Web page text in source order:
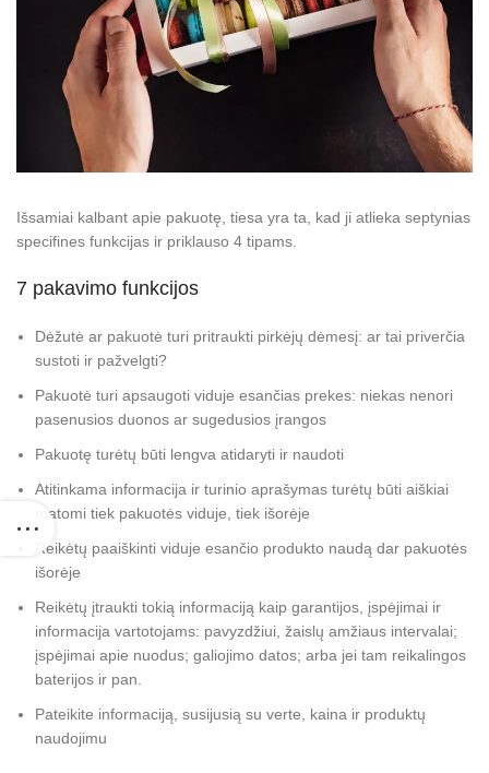
Išsamiai kalbant apie pakuotę, tiesa yra ta, kad ji atlieka septynias
specifines funkcijas ir priklauso 4 tipams.
7 pakavimo funkcijos
Dėžutė ar pakuotė turi pritraukti pirkėjų dėmesį: ar tai priverčia
sustoti ir pažvelgti?
Pakuotė turi apsaugoti viduje esančias prekes: niekas nenori
pasenusios duonos ar sugedusios įrangos
Pakuotę turėtų būti lengva atidaryti ir naudoti
Atitinkama informacija ir turinio aprašymas turėtų būti aiškiai
matomi tiek pakuotės viduje, tiek išorėje
Reikėtų paaiškinti viduje esančio produkto naudą dar pakuotės
išorėje
Reikėtų įtraukti tokią informaciją kaip garantijos, įspėjimai ir
informacija vartotojams: pavyzdžiui, žaislų amžiaus intervalai;
įspėjimai apie nuodus; galiojimo datos; arba jei tam reikalingos
baterijos ir pan.
Pateikite informaciją, susijusią su verte, kaina ir produktų
naudojimu